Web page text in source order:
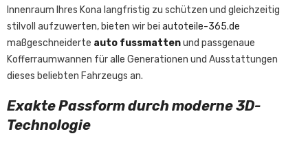
Innenraum Ihres Kona langfristig zu schützen und gleichzeitig
stilvoll aufzuwerten, bieten wir bei autoteile-365.de
maßgeschneiderte auto fussmattenund passgenaue
Kofferraumwannen für alle Generationen und Ausstattungen
dieses beliebten Fahrzeugs an.
Exakte Passform durch moderne 3D-
Technologie